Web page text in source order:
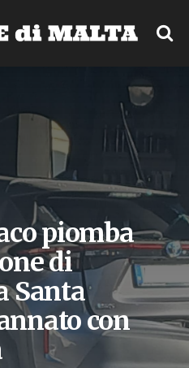
piomba
di
Santa
con